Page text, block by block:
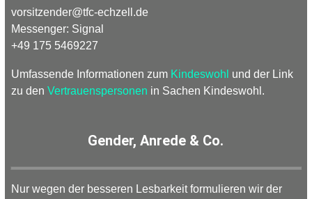
vorsitzender@tfc-echzell.de
Messenger: Signal
+49 175 5469227
Umfassende Informationen zum Kindeswohl und der Link
zu denVertrauenspersonen in Sachen Kindeswohl.
Gender, Anrede & Co.
Nur wegen der besseren Lesbarkeit formulieren wir der